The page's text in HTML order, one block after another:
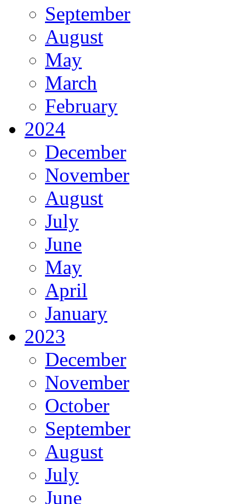
September
August
May
March
February
2024
December
November
August
July
June
May
April
January
2023
December
November
October
September
August
July
June